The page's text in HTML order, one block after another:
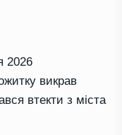
2026
викрав
втекти з міста